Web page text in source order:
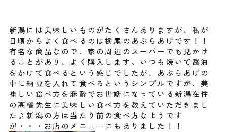
新潟には美味しいものがたくさんありますが、私が
日頃からよく食べるのは栃尾のあぶらあげです！！
有名な商品なので、家の周辺のスーパーでも見かけ
ることがあり、よく購入します。いつも焼いて醤油
をかけて食べるという感じでしたが、あぶらあげの
中に納豆を入れて食べるというシンプルですが、美
味しい食べ方を麻酔でお世話になっている新潟在住
の高橋先生に美味しい食べ方を教えていただきまし
た♪新潟の方は当たり前の食べ方なようです
が・・・お店のメニューにもありました！！